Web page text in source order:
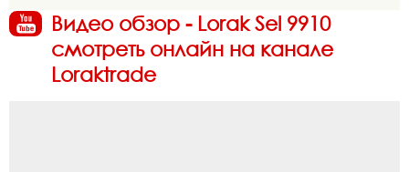
Видео обзор - Lorak Sel 9910
смотреть онлайн на канале
Loraktrade